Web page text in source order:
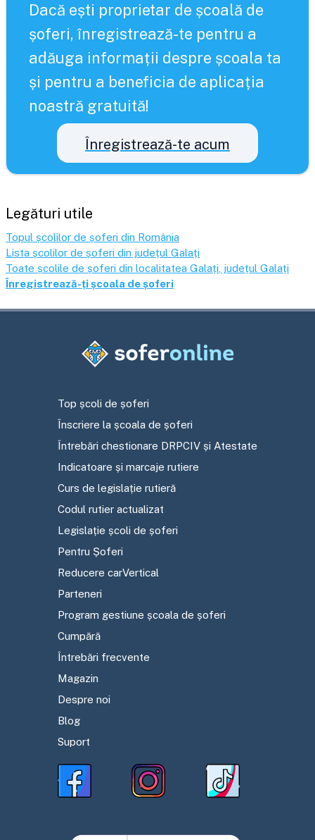
Dacă ești proprietar de școală de
șoferi, înregistrează-te pentru a
adăuga informații despre școala ta
și pentru a beneficia de aplicația
noastră gratuită!
Înregistrează-te acum
Legături utile
Topul școlilor de șoferi din România
Lista școlilor de șoferi din județul Galați
Toate școlile de șoferi din localitatea Galați , județul Galați
Înregistrează-ți școala de șoferi
Top școli de șoferi
Înscriere la școala de șoferi
Întrebări chestionare DRPCIV și Atestate
Indicatoare și marcaje rutiere
Curs de legislație rutieră
Codul rutier actualizat
Legislație școli de șoferi
Pentru Șoferi
Reducere carVertical
Parteneri
Program gestiune școala de șoferi
Cumpără
Întrebări frecvente
Magazin
Despre noi
Blog
Suport